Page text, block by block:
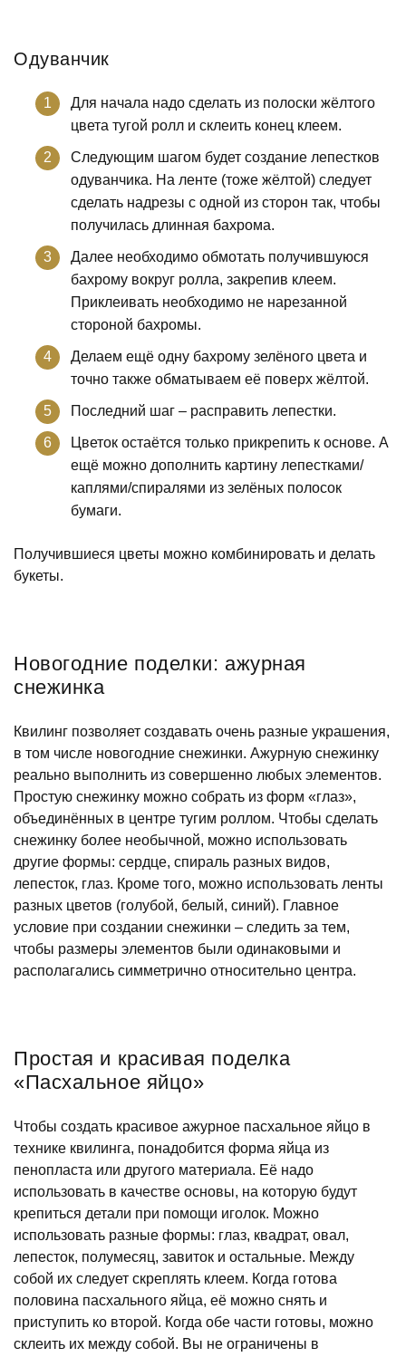
Одуванчик
Для начала надо сделать из полоски жёлтого
цвета тугой ролл и склеить конец клеем.
Следующим шагом будет создание лепестков
одуванчика. На ленте (тоже жёлтой) следует
сделать надрезы с одной из сторон так, чтобы
получилась длинная бахрома.
Далее необходимо обмотать получившуюся
бахрому вокруг ролла, закрепив клеем.
Приклеивать необходимо не нарезанной
стороной бахромы.
Делаем ещё одну бахрому зелёного цвета и
точно также обматываем её поверх жёлтой.
Последний шаг – расправить лепестки.
Цветок остаётся только прикрепить к основе. А
ещё можно дополнить картину лепестками/
каплями/спиралями из зелёных полосок
бумаги.
Получившиеся цветы можно комбинировать и делать
букеты.
Новогодние поделки: ажурная
снежинка
Квилинг позволяет создавать очень разные украшения,
в том числе новогодние снежинки. Ажурную снежинку
реально выполнить из совершенно любых элементов.
Простую снежинку можно собрать из форм «глаз»,
объединённых в центре тугим роллом. Чтобы сделать
снежинку более необычной, можно использовать
другие формы: сердце, спираль разных видов,
лепесток, глаз. Кроме того, можно использовать ленты
разных цветов (голубой, белый, синий). Главное
условие при создании снежинки – следить за тем,
чтобы размеры элементов были одинаковыми и
располагались симметрично относительно центра.
Простая и красивая поделка
«Пасхальное яйцо»
Чтобы создать красивое ажурное пасхальное яйцо в
технике квилинга, понадобится форма яйца из
пенопласта или другого материала. Её надо
использовать в качестве основы, на которую будут
крепиться детали при помощи иголок. Можно
использовать разные формы: глаз, квадрат, овал,
лепесток, полумесяц, завиток и остальные. Между
собой их следует скреплять клеем. Когда готова
половина пасхального яйца, её можно снять и
приступить ко второй. Когда обе части готовы, можно
склеить их между собой. Вы не ограничены в